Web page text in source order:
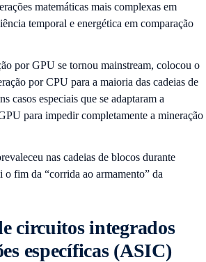
matemáticas mais complexas em
temporal e energética em comparação
por GPU se tornou mainstream, colocou o
por CPU para a maioria das cadeias de
casos especiais que se adaptaram a
para impedir completamente a mineração
nas cadeias de blocos durante
o fim da “corrida ao armamento” da
circuitos integrados
específicas (ASIC)